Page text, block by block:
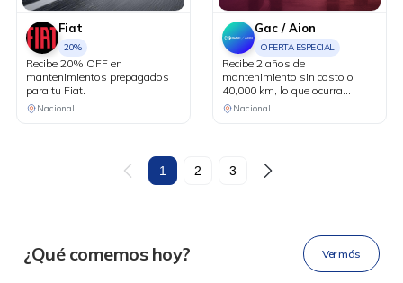
Fiat
20%
Recibe 20% OFF en
mantenimientos prepagados
para tu Fiat.
Nacional
Gac / Aion
OFERTA ESPECIAL
Recibe 2 años de
mantenimiento sin costo o
40,000 km, lo que ocurra
primero. Aplica en la compra de
vehículos eléctricos.
Nacional
1 2 3
Ahora tus blu benefits
en una
sola app.
DESCÁRGALA
¿Qué comemos hoy? Ver más